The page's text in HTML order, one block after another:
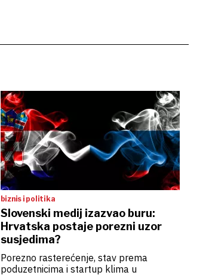
biznis i politika
Slovenski medij izazvao buru:
Hrvatska postaje porezni uzor
susjedima?
Porezno rasterećenje, stav prema
poduzetnicima i startup klima u